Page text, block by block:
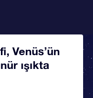
Venüs’ün
ışıkta